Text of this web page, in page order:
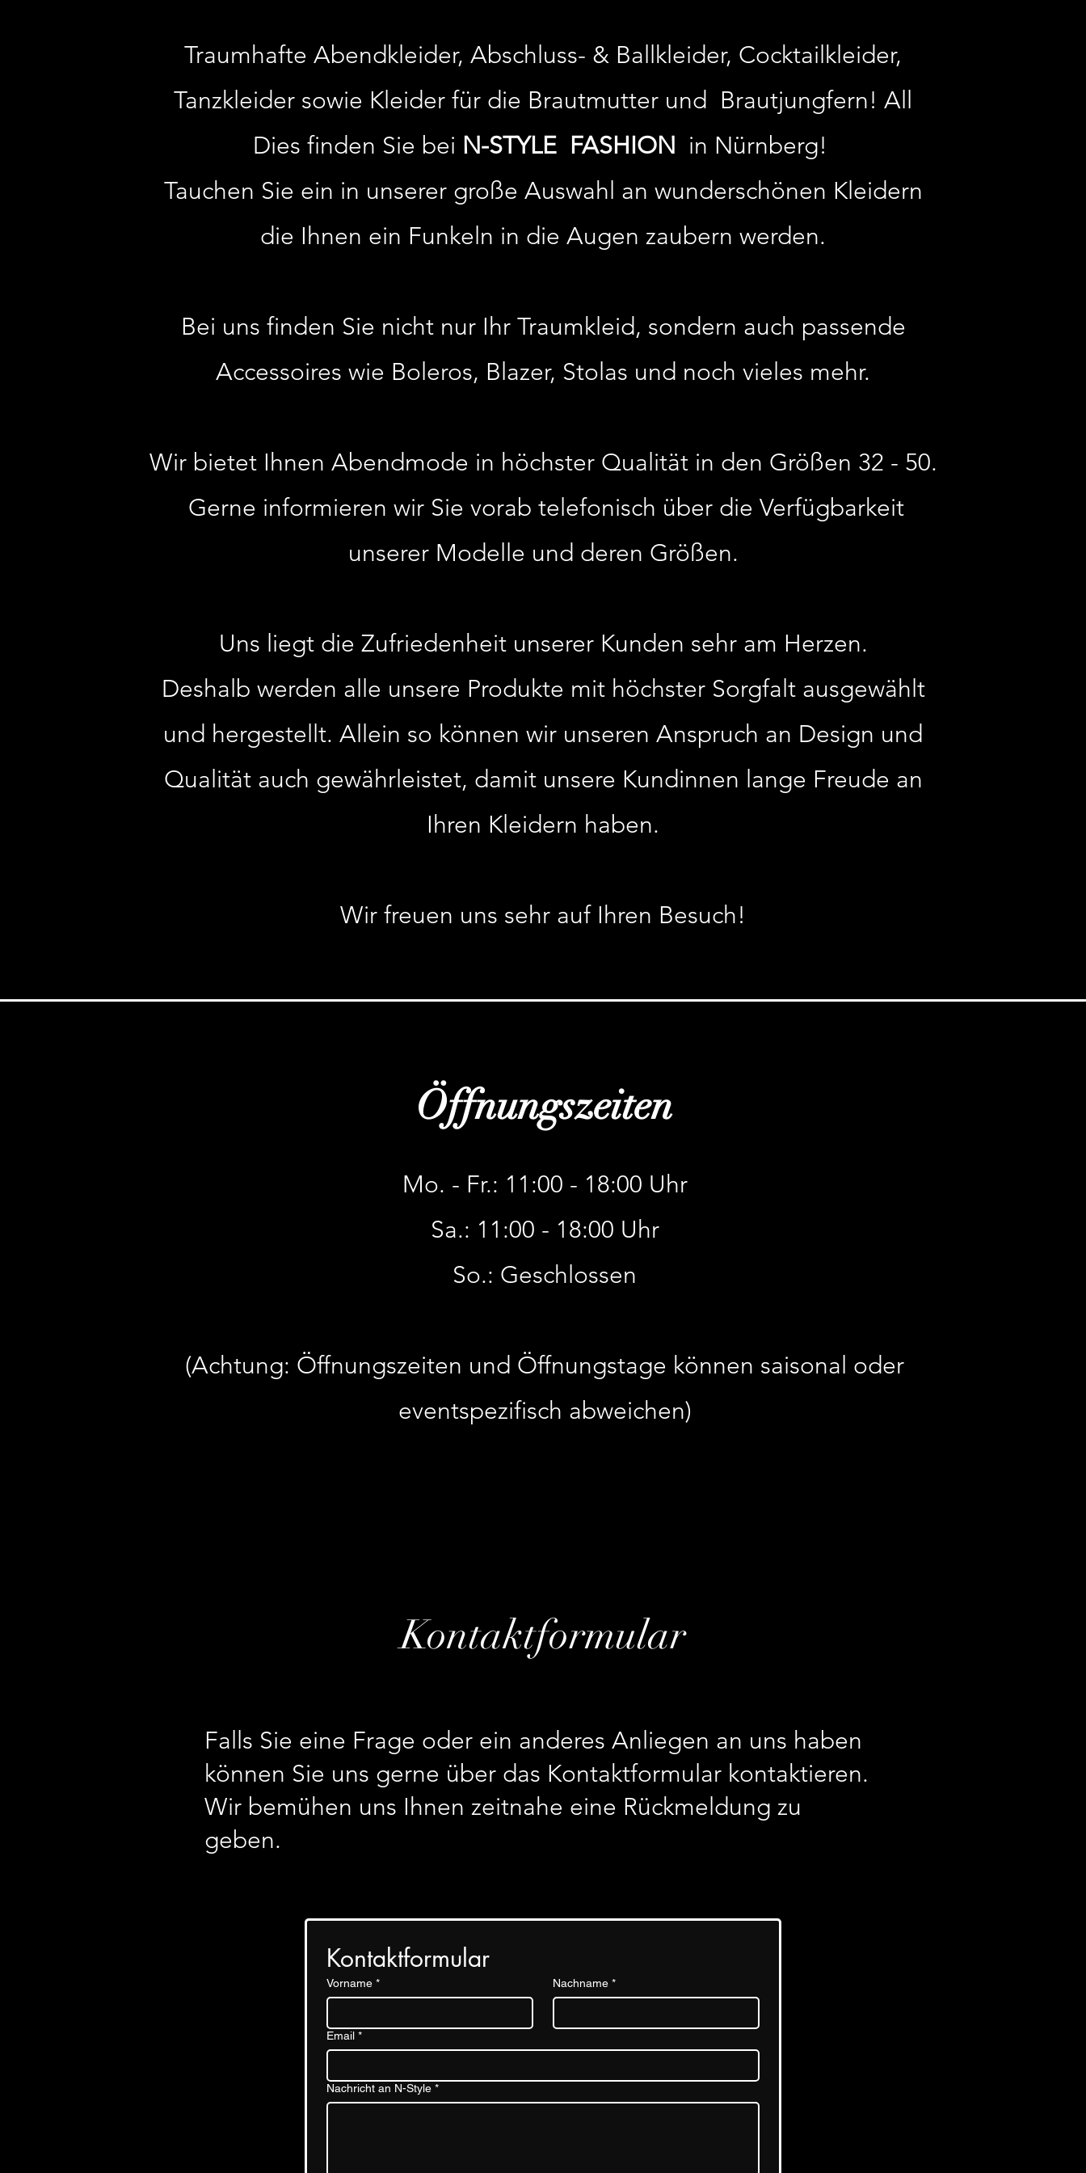
Traumhafte Abendkleider, Abschluss- & Ballkleider, Cocktailkleider,
Tanzkleider sowie Kleider für die Brautmutter und Brautjungfern! All
Dies finden Sie bei N-STYLE FASHION in Nürnberg!
Tauchen Sie ein in unserer große Auswahl an wunderschönen Kleidern
die Ihnen ein Funkeln in die Augen zaubern werden.
Bei uns finden Sie nicht nur Ihr Traumkleid, sondern auch passende
Accessoires wie Boleros, Blazer, Stolas und noch vieles mehr.
Wir bietet Ihnen Abendmode in höchster Qualität in den Größen 32 - 50.
Gerne informieren wir Sie vorab telefonisch über die Verfügbarkeit
unserer Modelle und deren Größen.
Uns liegt die Zufriedenheit unserer Kunden sehr am Herzen.
Deshalb werden alle unsere Produkte mit höchster Sorgfalt ausgewählt
und hergestellt. Allein so können wir unseren Anspruch an Design und
Qualität auch gewährleistet, damit unsere Kundinnen lange Freude an
Ihren Kleidern haben.
Wir freuen uns sehr auf Ihren Besuch!
Öffnungszeiten
Mo. - Fr.: 11:00 - 18:00 Uhr
Sa.: 11:00 - 18:00 Uhr
So.: Geschlossen
(Achtung: Öffnungszeiten und Öffnungstage können saisonal oder
eventspezifisch abweichen)
Kontaktformular
Falls Sie eine Frage oder ein anderes Anliegen an uns haben
können Sie uns gerne über das Kontaktformular kontaktieren.
Wir bemühen uns Ihnen zeitnahe eine Rückmeldung zu
geben.
Kontaktformular
Vorname * Nachname *
Email *
Nachricht an N-Style *